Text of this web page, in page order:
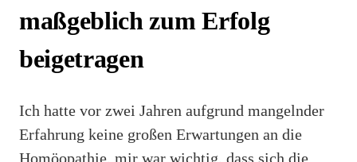
maßgeblich zum Erfolg
beigetragen
Ich hatte vor zwei Jahren aufgrund mangelnder
Erfahrung keine großen Erwartungen an die
Homöopathie, mir war wichtig, dass sich die